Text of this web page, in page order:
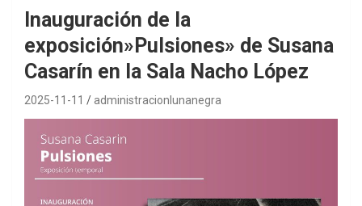
Inauguración de la
exposición»Pulsiones» de Susana
Casarín en la Sala Nacho López
2025-11-11 administracionlunanegra